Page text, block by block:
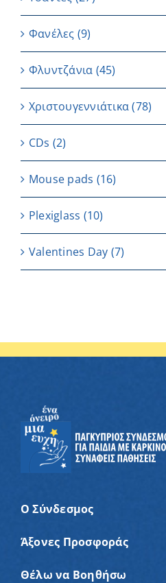
Φανέλες (9)
Φλυντζάνια (45)
Χριστουγεννιάτικα(78)
CDs (2)
Μouse pads (16)
Plexiglass (10)
Valentines Day (7)
Ο Σύνδεσμος
Άξονες Προσφοράς
Θέλω να Βοηθήσω